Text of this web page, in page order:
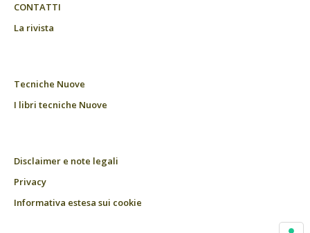
CONTATTI
La rivista
Tecniche Nuove
I libri tecniche Nuove
Disclaimer e note legali
Privacy
Informativa estesa sui cookie